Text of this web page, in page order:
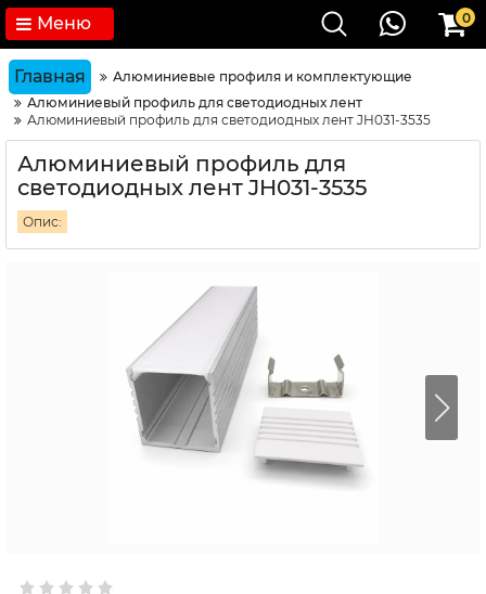
Меню 0
Главная
Алюминиевые профиля и комплектующие
Алюминиевый профиль для светодиодных лент
Алюминиевый профиль для светодиодных лент JH031-3535
Алюминиевый профиль для
светодиодных лент JH031-3535
Опис: